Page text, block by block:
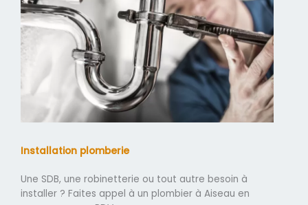
Installation plomberie
Une SDB, une robinetterie ou tout autre besoin à
installer ? Faites appel à un plombier à Aiseau en